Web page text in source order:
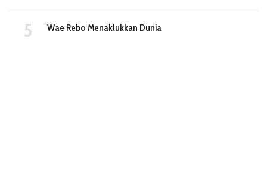
Wae Rebo Menaklukkan Dunia